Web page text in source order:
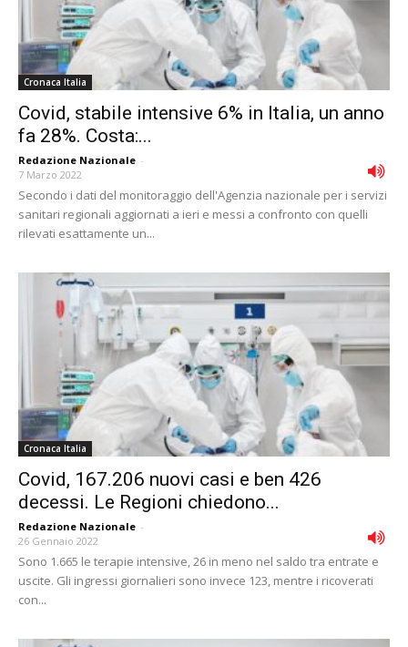
Cronaca Italia
Covid, stabile intensive 6% in Italia, un anno
fa 28%. Costa:...
Redazione Nazionale -
7 Marzo 2022
Secondo i dati del monitoraggio dell'Agenzia nazionale per i servizi
sanitari regionali aggiornati a ieri e messi a confronto con quelli
rilevati esattamente un...
Cronaca Italia
Covid, 167.206 nuovi casi e ben 426
decessi. Le Regioni chiedono...
Redazione Nazionale -
26 Gennaio 2022
Sono 1.665 le terapie intensive, 26 in meno nel saldo tra entrate e
uscite. Gli ingressi giornalieri sono invece 123, mentre i ricoverati
con...